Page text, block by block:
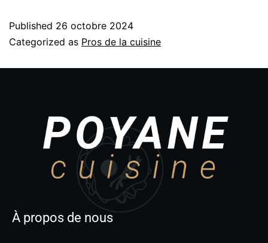
Published 26 octobre 2024
Categorized as Pros de la cuisine
À propos de nous